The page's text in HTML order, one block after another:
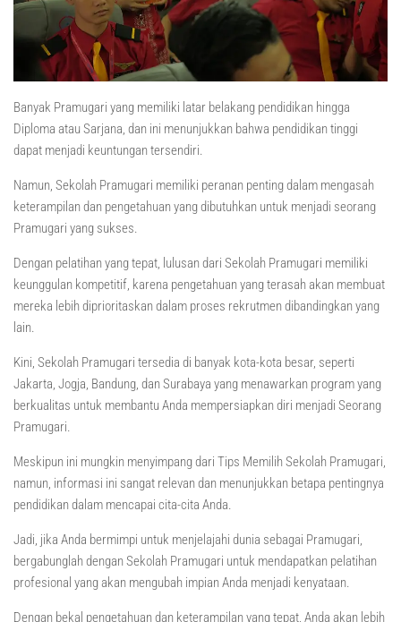
Banyak Pramugari yang memiliki latar belakang pendidikan hingga
Diploma atau Sarjana, dan ini menunjukkan bahwa pendidikan tinggi
dapat menjadi keuntungan tersendiri.
Namun, Sekolah Pramugari memiliki peranan penting dalam mengasah
keterampilan dan pengetahuan yang dibutuhkan untuk menjadi seorang
Pramugari yang sukses.
Dengan pelatihan yang tepat, lulusan dari Sekolah Pramugari memiliki
keunggulan kompetitif, karena pengetahuan yang terasah akan membuat
mereka lebih diprioritaskan dalam proses rekrutmen dibandingkan yang
lain.
Kini, Sekolah Pramugari tersedia di banyak kota-kota besar, seperti
Jakarta, Jogja, Bandung, dan Surabaya yang menawarkan program yang
berkualitas untuk membantu Anda mempersiapkan diri menjadi Seorang
Pramugari.
Meskipun ini mungkin menyimpang dari Tips Memilih Sekolah Pramugari,
namun, informasi ini sangat relevan dan menunjukkan betapa pentingnya
pendidikan dalam mencapai cita-cita Anda.
Jadi, jika Anda bermimpi untuk menjelajahi dunia sebagai Pramugari,
bergabunglah dengan Sekolah Pramugari untuk mendapatkan pelatihan
profesional yang akan mengubah impian Anda menjadi kenyataan.
Dengan bekal pengetahuan dan keterampilan yang tepat, Anda akan lebih